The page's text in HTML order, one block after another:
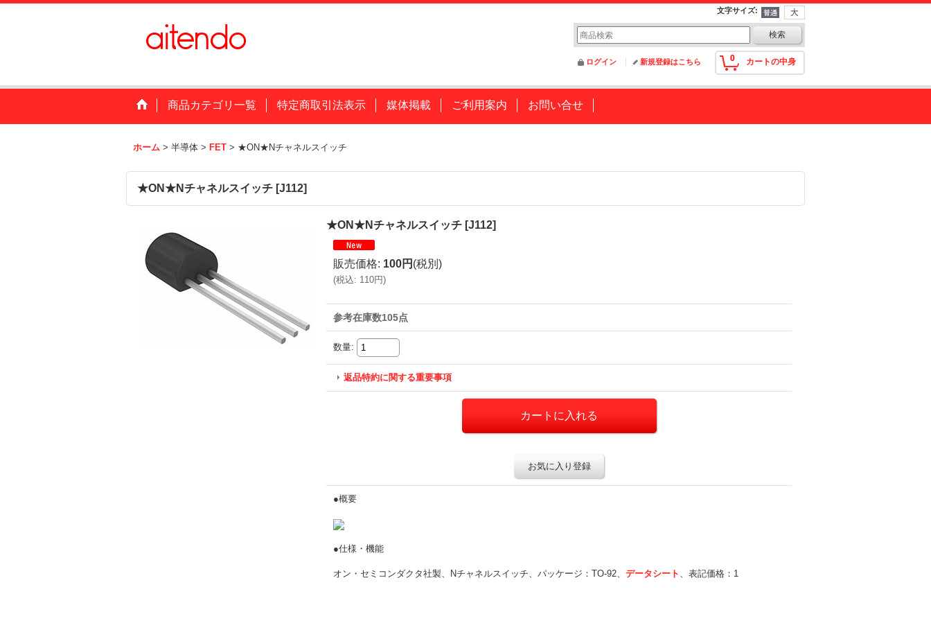
文字サイズ:
0 カートの中身
ログイン 新規登録はこちら
商品カテゴリ一覧 特定商取引法表示 媒体掲載 ご利用案内 お問い合せ
ホーム > 半導体 > FET > ★ON★Nチャネルスイッチ
★ON★Nチャネルスイッチ [J112]
★ON★Nチャネルスイッチ [J112]
販売価格: 100円 (税別)
(税込: 110円)
参考在庫数105点
数量:
返品特約に関する重要事項
お気に入り登録
●概要
●仕様・機能
オン・セミコンダクタ社製、Nチャネルスイッチ、パッケージ：TO-92、 データシート 、表記価格：1